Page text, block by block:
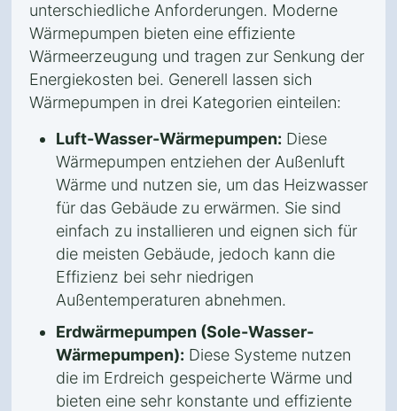
unterschiedliche Anforderungen. Moderne
Wärmepumpen bieten eine effiziente
Wärmeerzeugung und tragen zur Senkung der
Energiekosten bei. Generell lassen sich
Wärmepumpen in drei Kategorien einteilen:
Luft-Wasser-Wärmepumpen: Diese
Wärmepumpen entziehen der Außenluft
Wärme und nutzen sie, um das Heizwasser
für das Gebäude zu erwärmen. Sie sind
einfach zu installieren und eignen sich für
die meisten Gebäude, jedoch kann die
Effizienz bei sehr niedrigen
Außentemperaturen abnehmen.
Erdwärmepumpen (Sole-Wasser-
Wärmepumpen): Diese Systeme nutzen
die im Erdreich gespeicherte Wärme und
bieten eine sehr konstante und effiziente